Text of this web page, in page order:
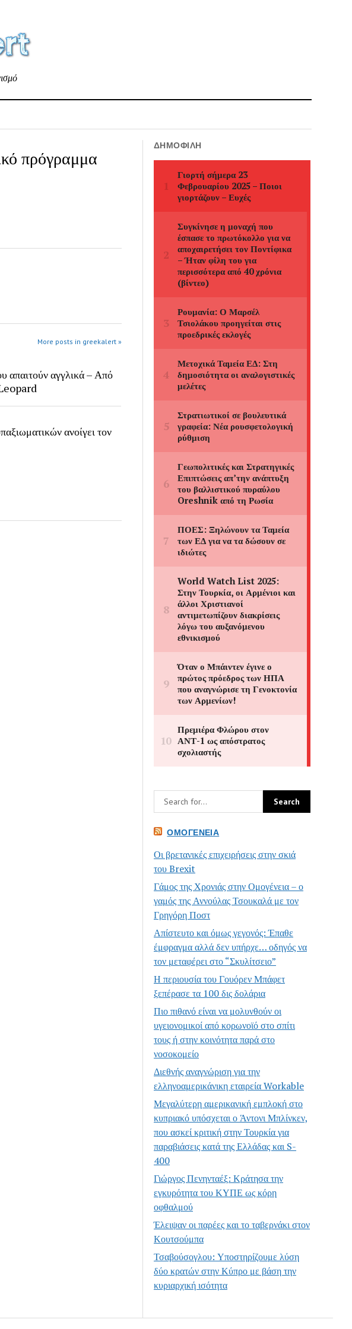
πρόγραμμα
More posts in greekalert »
απαιτούν αγγλικά – Από
ανοίγει τον
ΔΗΜΟΦΙΛΉ
ΟΜΟΓΈΝΕΙΑ
Οι βρετανικές επιχειρήσεις στην σκιά
του Brexit
Γάμος της Χρονιάς στην Ομογένεια – ο
γαμός της Αννούλας Τσουκαλά με τον
Γρηγόρη Ποστ
Απίστευτο και όμως γεγονός: Έπαθε
έμφραγμα αλλά δεν υπήρχε… οδηγός να
τον μεταφέρει στο “Σκυλίτσειο”
Η περιουσία του Γουόρεν Μπάφετ
ξεπέρασε τα 100 δις δολάρια
Πιο πιθανό είναι να μολυνθούν οι
υγειονομικοί από κορωνοϊό στο σπίτι
τους ή στην κοινότητα παρά στο
νοσοκομείο
Διεθνής αναγνώριση για την
ελληνοαμερικάνικη εταιρεία Workable
Μεγαλύτερη αμερικανική εμπλοκή στο
κυπριακό υπόσχεται ο Άντονι Μπλίνκεν,
που ασκεί κριτική στην Τουρκία για
παραβιάσεις κατά της Ελλάδας και S-
400
Γιώργος Πενηνταέξ: Κράτησα την
εγκυρότητα του ΚΥΠΕ ως κόρη
οφθαλμού
Έλειψαν οι παρέες και το ταβερνάκι στον
Κουτσούμπα
Τσαβούσογλου: Υποστηρίζουμε λύση
δύο κρατών στην Κύπρο με βάση την
κυριαρχική ισότητα